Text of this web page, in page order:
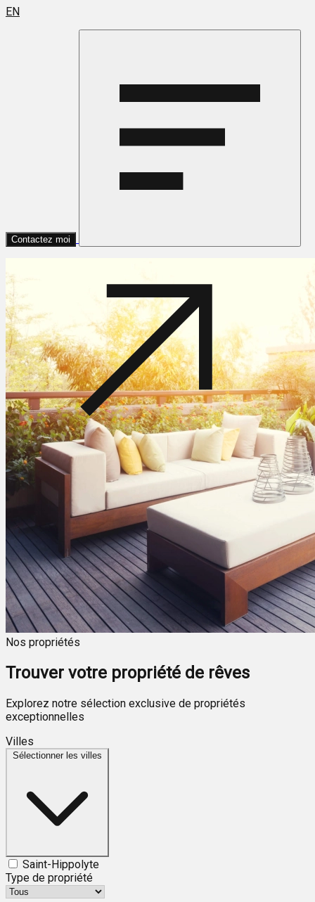
EN
Contactez moi
Nos propriétés
Trouver votre propriété de rêves
Explorez notre sélection exclusive de propriétés
exceptionnelles
Villes
Sélectionner les villes
Saint-Hippolyte
Type de propriété